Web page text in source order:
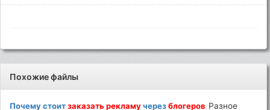
Похожие файлы
Почему стоитзаказать рекламучерезблогеров Разное